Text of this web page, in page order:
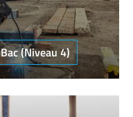
Bac (Niveau 4)